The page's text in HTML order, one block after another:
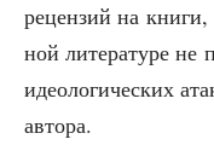
рецен­зий на
ной лите­ра­ту­ре
идео­ло­ги­че­ских
автора.